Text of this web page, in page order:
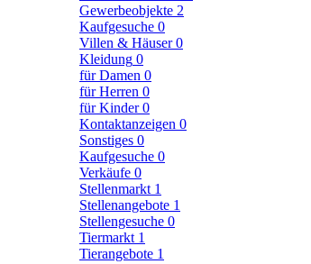
Gewerbeobjekte 2
Kaufgesuche 0
Villen & Häuser0
Kleidung 0
für Damen 0
für Herren 0
für Kinder0
Kontaktanzeigen 0
Sonstiges 0
Kaufgesuche 0
Verkäufe 0
Stellenmarkt 1
Stellenangebote 1
Stellengesuche 0
Tiermarkt 1
Tierangebote 1